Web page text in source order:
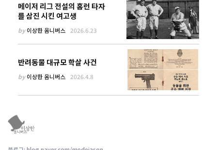
메이저 리그 전설의 홈런 타자
를 삼진 시킨 여고생
by이상한 옴니버스 2026.6.23
반려동물 대규모 학살 사건
by이상한 옴니버스 2026.4.8